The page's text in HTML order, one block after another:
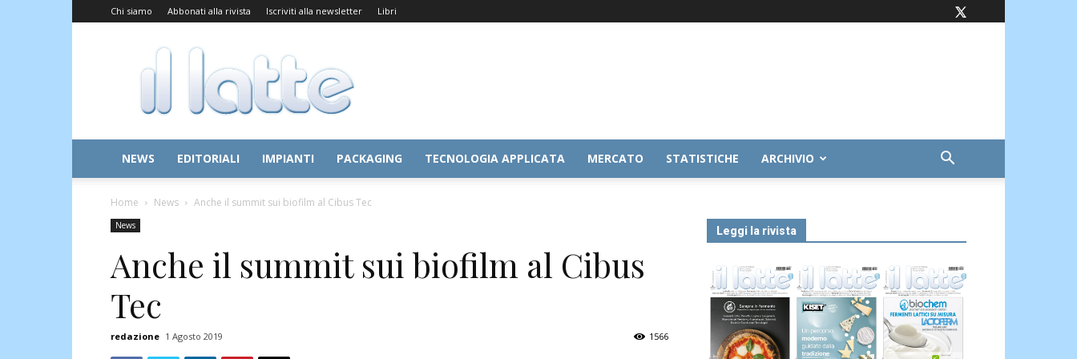
Chi siamo Abbonati alla rivista Iscriviti alla newsletter Libri
Il
Latte
NEWS EDITORIALI IMPIANTI PACKAGING TECNOLOGIA APPLICATA MERCATO STATISTICHE ARCHIVIO
Home News Anche il summit sui biofilm al Cibus Tec
News
Anche il summit sui biofilm al Cibus
Tec
redazione 1 Agosto 2019 1566
Leggi la rivista